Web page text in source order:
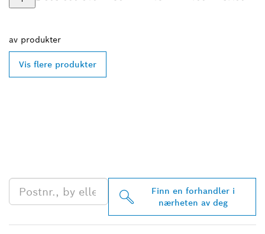
av produkter
Vis flere produkter
Finn en forhandler i
nærheten av deg